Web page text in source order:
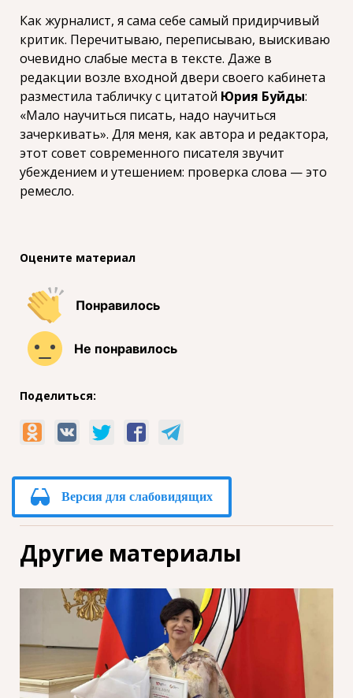
Как журналист, я сама себе самый придирчивый
критик. Перечитываю, переписываю, выискиваю
очевидно слабые места в тексте. Даже в
редакции возле входной двери своего кабинета
разместила табличку с цитатой Юрия Буйды:
«Мало научиться писать, надо научиться
зачеркивать». Для меня, как автора и редактора,
этот совет современного писателя звучит
убеждением и утешением: проверка слова — это
ремесло.
Оцените материал
Понравилось
Не понравилось
Поделиться:
Версия для слабовидящих
Другие материалы